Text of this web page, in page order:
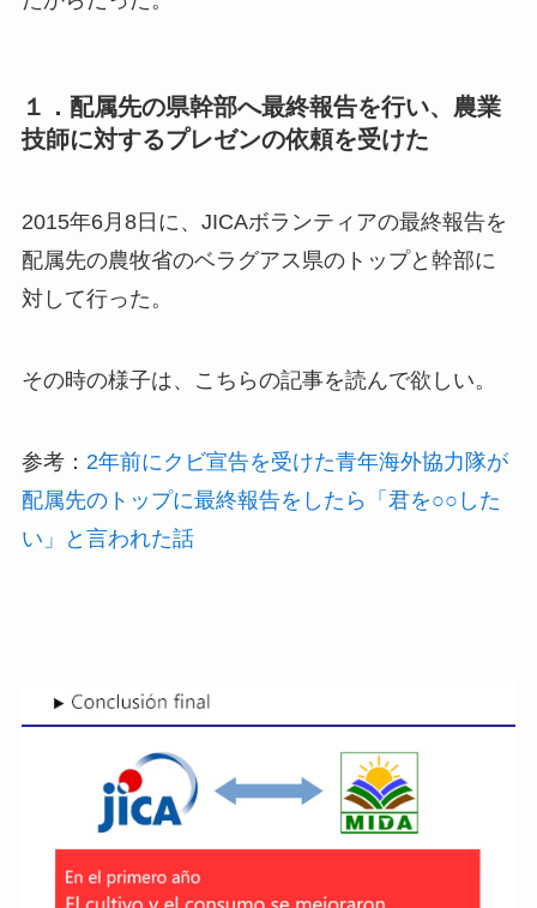
１．配属先の県幹部へ最終報告を行い、農業
技師に対するプレゼンの依頼を受けた
2015年6月8日に、JICAボランティアの最終報告を
配属先の農牧省のベラグアス県のトップと幹部に
対して行った。
その時の様子は、こちらの記事を読んで欲しい。
参考： 2年前にクビ宣告を受けた青年海外協力隊が
配属先のトップに最終報告をしたら「君を○○した
い」と言われた話